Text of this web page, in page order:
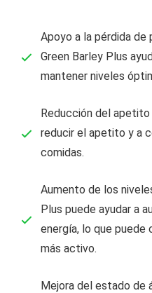
Apoyo a la pérdida de
Green Barley Plus
mantener niveles
Reducción del
reducir el apetito y a
comidas.
Aumento de los
Plus puede ayudar a
energía, lo que puede
más activo.
Mejora del estado de